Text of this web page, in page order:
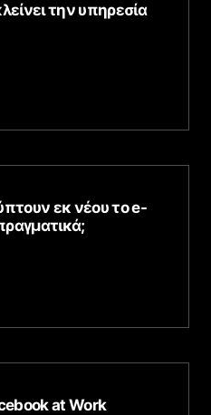
την υπηρεσία
εκ νέου το e-
at Work